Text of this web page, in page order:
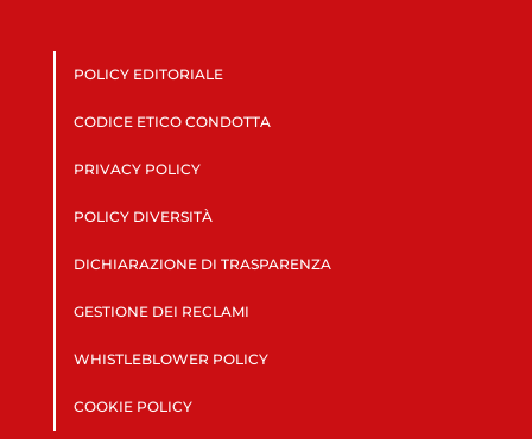
POLICY EDITORIALE
CODICE ETICO CONDOTTA
PRIVACY POLICY
POLICY DIVERSITÀ
DICHIARAZIONE DI TRASPARENZA
GESTIONE DEI RECLAMI
WHISTLEBLOWER POLICY
COOKIE POLICY